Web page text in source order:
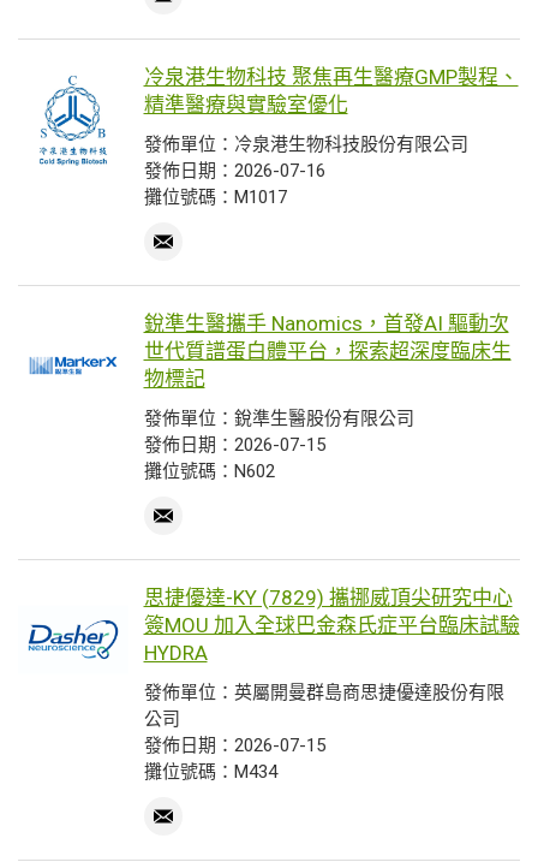
冷泉港生物科技 聚焦再生醫療GMP製程、
精準醫療與實驗室優化
發佈單位：冷泉港生物科技股份有限公司
發佈日期：2026-07-16
攤位號碼：M1017
銳準生醫攜手 Nanomics，首發AI 驅動次
世代質譜蛋白體平台，探索超深度臨床生
物標記
發佈單位：銳準生醫股份有限公司
發佈日期：2026-07-15
攤位號碼：N602
思捷優達-KY (7829) 攜挪威頂尖研究中心
簽MOU 加入全球巴金森氏症平台臨床試驗
HYDRA
發佈單位：英屬開曼群島商思捷優達股份有限
公司
發佈日期：2026-07-15
攤位號碼：M434